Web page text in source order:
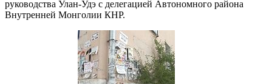
руководства Улан-Удэ с делегацией Автономного района
Внутренней Монголии КНР.